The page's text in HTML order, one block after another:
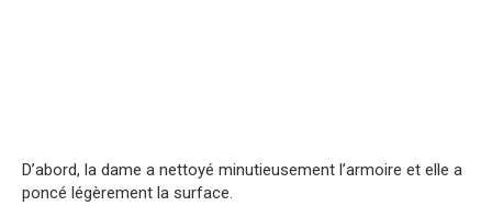
D’abord, la dame a nettoyé minutieusement l’armoire et elle a
poncé légèrement la surface.